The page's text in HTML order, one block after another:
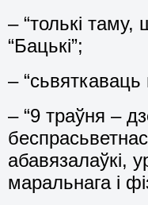
– “толькі
“Бацькі”;
–
– “9 траўня –
абавязалаўкі,
маральнага і